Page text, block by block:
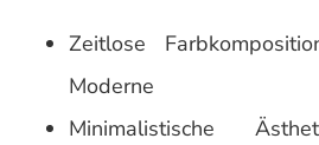
Zeitlose
Moderne
Minimalistische